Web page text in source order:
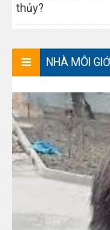
thủy?
NHÀ MÔI